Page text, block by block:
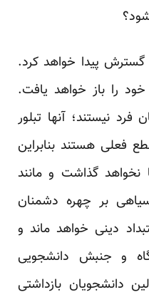
گسترش پیدا خواهد کرد.
را باز خواهد یافت.
نیستند؛ آنها تبلور
فعلی هستند بنابراین
نخواهد گذاشت و مانند
بر چهره دشمنان
دینی خواهد ماند و
و جنبش دانشجویی
دانشجویان بازداشتی